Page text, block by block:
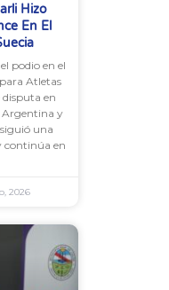
Hizo
En El
podio en el
Atletas
disputa en
Argentina y
una
continúa en
2026